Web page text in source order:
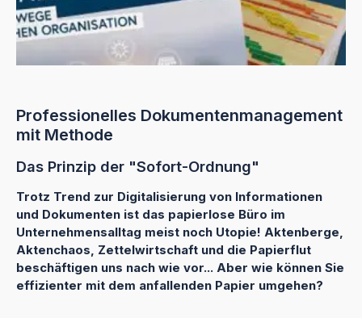
Professionelles Dokumentenmanagement
mit Methode
Das Prinzip der "Sofort-Ordnung"
Trotz Trend zur Digitalisierung von Informationen
und Dokumenten ist das papierlose Büro im
Unternehmensalltag meist noch Utopie! Aktenberge,
Aktenchaos, Zettelwirtschaft und die Papierflut
beschäftigen uns nach wie vor... Aber wie können Sie
effizienter mit dem anfallenden Papier umgehen?